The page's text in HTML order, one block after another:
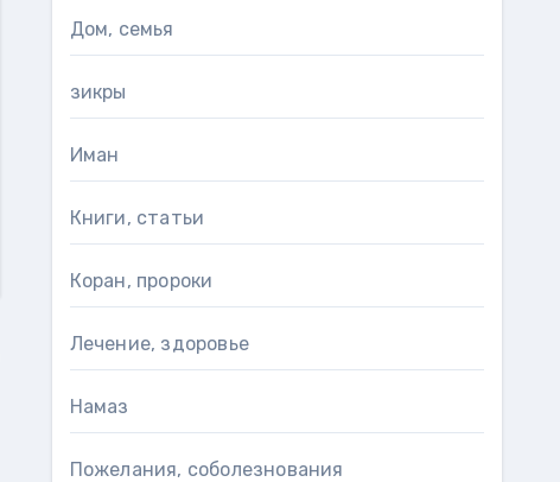
Дом, семья
зикры
Иман
Книги, статьи
Коран, пророки
Лечение, здоровье
Намаз
Пожелания, соболезнования